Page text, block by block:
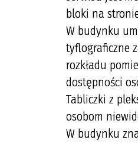
bloki na
W budynku
tyflograficzne
rozkładu
dostępności
Tabliczki z
osobom
W budynku